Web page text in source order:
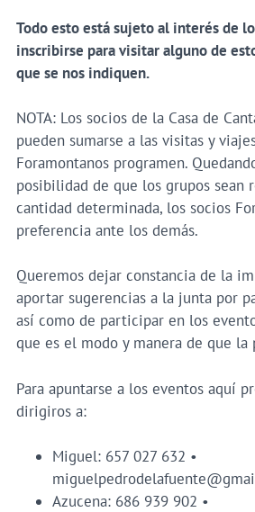
Todo esto está sujeto al interés de
inscribirse para visitar alguno de
que se nos indiquen.
NOTA: Los socios de la Casa de
pueden sumarse a las visitas y
Foramontanos programen.
posibilidad de que los grupos sean
cantidad determinada, los socios
preferencia ante los demás.
Queremos dejar constancia de la
aportar sugerencias a la junta por
así como de participar en los
que es el modo y manera de que la
Para apuntarse a los eventos aquí
dirigiros a:
Miguel: 657 027 632 •
Azucena: 686 939 902 •